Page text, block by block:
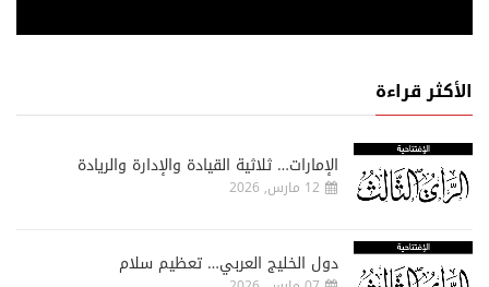
الأكثر قراءة
الإمارات… ثلاثية القيادة والإدارة والريادة
12 مارس, 2026
دول الخليج العربي… تعظيم سلام